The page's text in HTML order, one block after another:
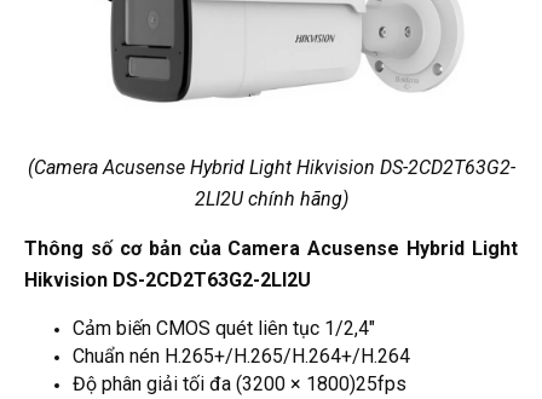
(Camera Acusense Hybrid Light Hikvision DS-2CD2T63G2-
2LI2U chính hãng)
Thông số cơ bản của Camera Acusense Hybrid Light
Hikvision DS-2CD2T63G2-2LI2U
Cảm biến CMOS quét liên tục 1/2,4"
Chuẩn nén H.265+/H.265/H.264+/H.264
Độ phân giải tối đa (3200 × 1800)25fps